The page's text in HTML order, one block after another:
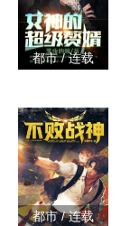
都市 / 连载
都市 / 连载